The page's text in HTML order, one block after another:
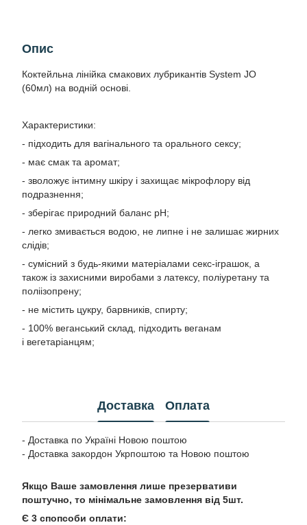
Опис
Коктейльна лінійка смакових лубрикантів System JO
(60мл) на водній основі.
Характеристики:
- підходить для вагінального та орального сексу;
- має смак та аромат;
- зволожує інтимну шкіру і захищає мікрофлору від
подразнення;
- зберігає природний баланс pH;
- легко змивається водою, не липне і не залишає жирних
слідів;
- сумісний з будь-якими матеріалами секс-іграшок, а
також із захисними виробами з латексу, поліуретану та
поліізопрену;
- не містить цукру, барвників, спирту;
- 100% веганський склад, підходить веганам
і вегетаріанцям;
Доставка Оплата
- Доставка по Україні Новою поштою
- Доставка закордон Укрпоштою та Новою поштою
Якщо Ваше замовлення лише презервативи
поштучно, то мінімальне замовлення від 5шт.
Є 3 спопсоби оплати: